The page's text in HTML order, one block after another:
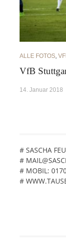
ALLE FOTOS
VfB
14. Januar 2018
# SASCHA
#
# MOBIL:
#